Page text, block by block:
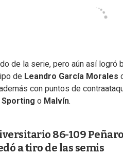
de la serie, pero aún así logró
de Leandro García Morales
con puntos de
o Malvín.
86-109
a tiro de las semis